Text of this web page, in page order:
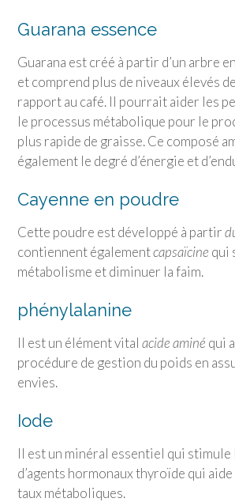
Guarana essence
Guarana est créé à partir d’un arbre
et comprend plus de niveaux élevés
rapport au café. Il pourrait aider les
le processus métabolique pour le
plus rapide de graisse. Ce composé
également le degré d’énergie et
Cayenne en poudre
Cette poudre est développé à partir
contiennent égalementcapsaïcine qui
métabolisme et diminuer la faim.
phénylalanine
Il est un élément vital acide aminé qui
procédure de gestion du poids en
envies.
Iode
Il est un minéral essentiel qui stimule
d’agents hormonaux thyroïde qui
taux métaboliques.